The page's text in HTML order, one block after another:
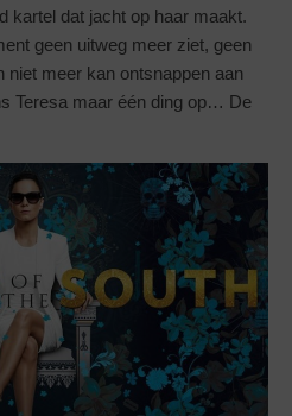
kartel dat jacht op haar maakt.
geen uitweg meer ziet, geen
meer kan ontsnappen aan
Teresa maar één ding op… De